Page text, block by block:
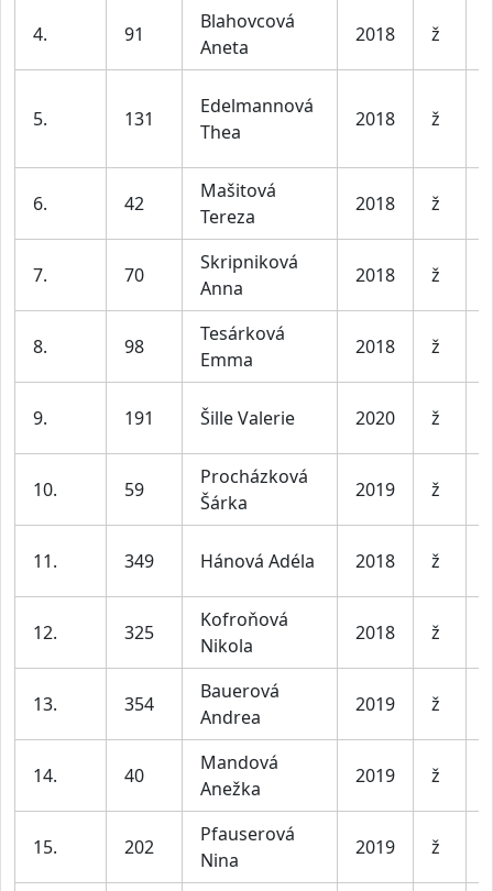
4. 91
Blahovcová
Aneta
2018 ž
5. 131
Edelmannová
Thea
2018 ž
6. 42
Mašitová
Tereza
2018 ž
7. 70
Skripniková
Anna
2018 ž
8. 98
Tesárková
Emma
2018 ž
9. 191 Šille Valerie 2020 ž
10. 59
Procházková
Šárka
2019 ž
11. 349 Hánová Adéla 2018 ž
12. 325
Kofroňová
Nikola
2018 ž
13. 354
Bauerová
Andrea
2019 ž
14. 40
Mandová
Anežka
2019 ž
15. 202
Pfauserová
Nina
2019 ž